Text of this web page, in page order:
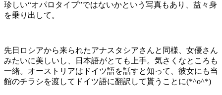
珍しい“オパロタイプ”ではないかという写真もあり、益々身
を乗り出して。
先日ロシアから来られたアナスタシアさんと同様、女優さん
みたいに美しいし、日本語がとても上手。気さくなところも
一緒。オーストリアはドイツ語を話すと知って、彼女にも当
館のチラシを渡してドイツ語に翻訳して貰うことに(*^o^*)